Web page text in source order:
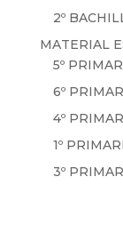
2º
MATERIAL
5º
6º
4º
1º
3º